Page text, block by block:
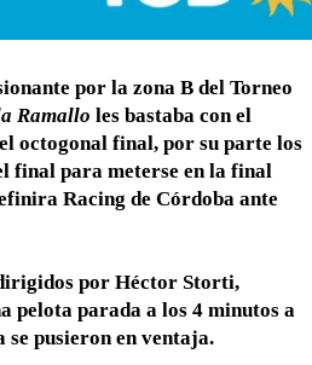
por la zona B del Torneo
Ramallo les bastaba con el
octogonal final, por su parte los
final para meterse en la final
Racing de Córdoba ante
por Héctor Storti,
pelota parada a los 4 minutos a
se pusieron en ventaja.